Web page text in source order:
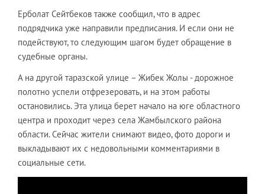
Ерболат Сейтбеков также сообщил, что в адрес
подрядчика уже направили предписания. И если они не
подействуют, то следующим шагом будет обращение в
судебные органы.
А на другой таразской улице – Жибек Жолы - дорожное
полотно успели отфрезеровать, и на этом работы
остановились. Эта улица берет начало на юге областного
центра и проходит через села Жамбылского района
области. Сейчас жители снимают видео, фото дороги и
выкладывают их с недовольными комментариями в
социальные сети.